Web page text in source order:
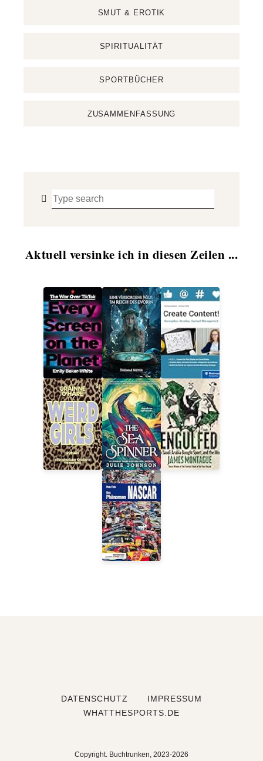
SMUT & EROTIK
SPIRITUALITÄT
SPORTBÜCHER
ZUSAMMENFASSUNG
Aktuell versinke ich in diesen Zeilen ...
DATENSCHUTZ
IMPRESSUM
WHATTHESPORTS.DE
Copyright. Buchtrunken, 2023-2026